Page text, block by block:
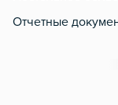
Отчетные